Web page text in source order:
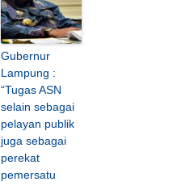
Gubernur
Lampung :
“Tugas ASN
selain sebagai
pelayan publik
juga sebagai
perekat
pemersatu